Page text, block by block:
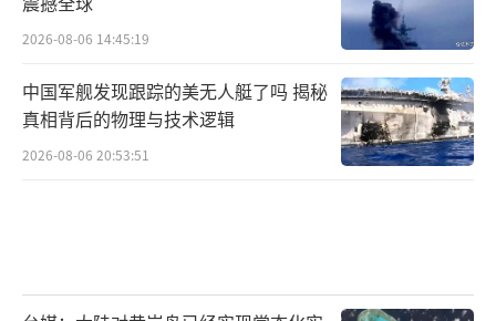
2026-08-06 14:45:19
中国军舰发现跟踪的美无人艇了吗 揭秘
真相背后的物理与技术逻辑
2026-08-06 20:53:51